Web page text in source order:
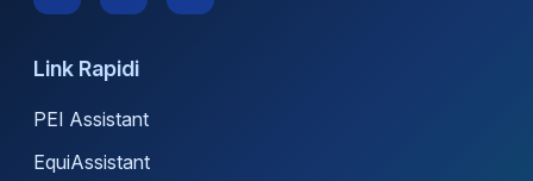
Link Rapidi
PEI Assistant
EquiAssistant